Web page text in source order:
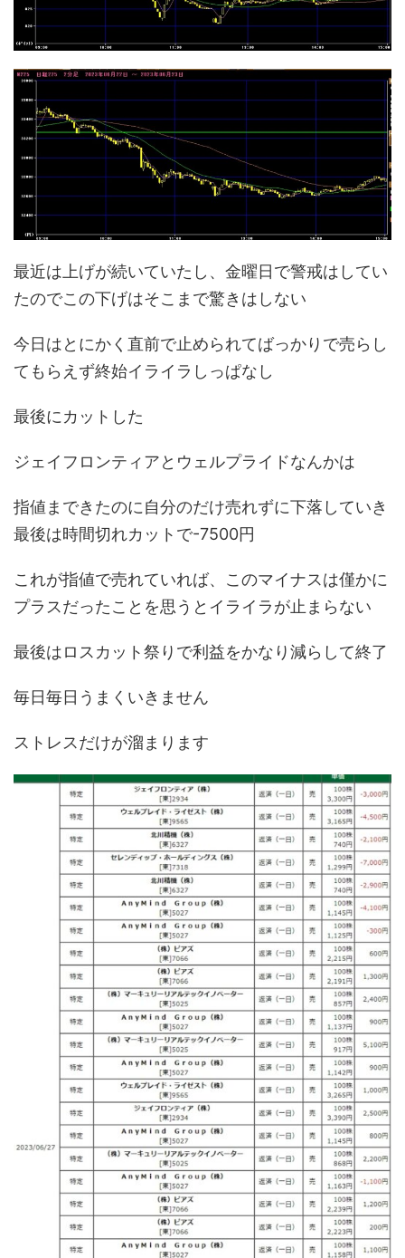
最近は上げが続いていたし、金曜日で警戒はしてい
たのでこの下げはそこまで驚きはしない
今日はとにかく直前で止められてばっかりで売らし
てもらえず終始イライラしっぱなし
最後にカットした
ジェイフロンティアとウェルプライドなんかは
指値まできたのに自分のだけ売れずに下落していき
最後は時間切れカットで-7500円
これが指値で売れていれば、このマイナスは僅かに
プラスだったことを思うとイライラが止まらない
最後はロスカット祭りで利益をかなり減らして終了
毎日毎日うまくいきません
ストレスだけが溜まります